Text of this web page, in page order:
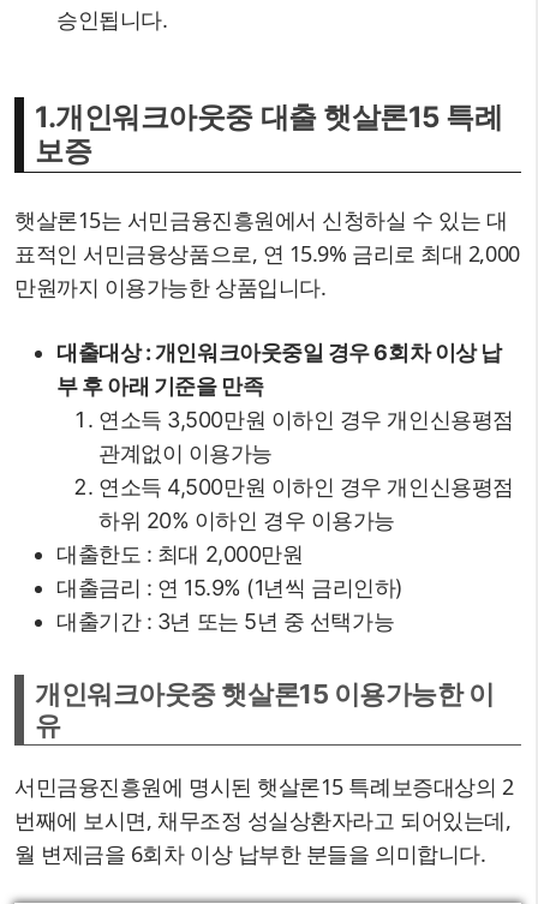
승인됩니다.
1.개인워크아웃중 대출 햇살론15 특례
보증
햇살론15는 서민금융진흥원에서 신청하실 수 있는 대
표적인 서민금융상품으로, 연 15.9% 금리로 최대 2,000
만원까지 이용가능한 상품입니다.
대출대상 : 개인워크아웃중일 경우 6회차 이상 납
부 후 아래 기준을 만족
연소득 3,500만원 이하인 경우 개인신용평점
관계없이 이용가능
연소득 4,500만원 이하인 경우 개인신용평점
하위 20% 이하인 경우 이용가능
대출한도 : 최대 2,000만원
대출금리 : 연 15.9% (1년씩 금리인하)
대출기간 : 3년 또는 5년 중 선택가능
개인워크아웃중 햇살론15 이용가능한 이
유
서민금융진흥원에 명시된 햇살론15 특례보증대상의 2
번째에 보시면, 채무조정 성실상환자라고 되어있는데,
월 변제금을 6회차 이상 납부한 분들을 의미합니다.